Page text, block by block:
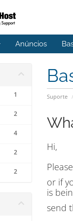
Anúncios
Suporte
1
2
4
2
2
Hi,
or if
is
send